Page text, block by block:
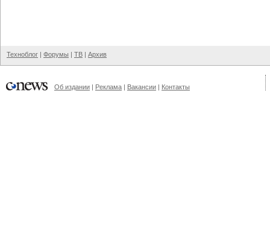
Техноблог | Форумы | ТВ | Архив
Об издании | Реклама | Вакансии | Контакты